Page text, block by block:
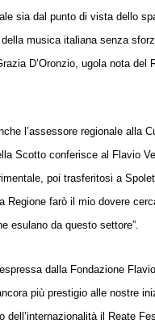
sia dal punto di vista dello
musica italiana senza
D’Oronzio, ugola nota
l’assessore regionale alla
Scotto conferisce al Flavio
poi trasferitosi a
Regione farò il mio dovere
esulano da questo settore”.
dalla Fondazione
più prestigio alle nostre
dell’internazionalità il Reate